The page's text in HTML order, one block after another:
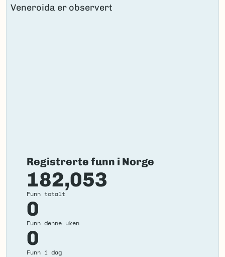
Registrerte funn i Norge
182,053
Funn totalt
0
Funn denne uken
0
Funn i dag